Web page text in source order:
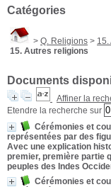
Catégories
> Q. Religions > 15.
15. Autres religions
Documents
Affiner la
Etendre la recherche sur
Cérémonies et
représentées par des
Avec une explication
premier, première partie
peuples des Indes
Cérémonies et